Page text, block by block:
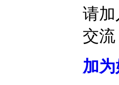
请
交
加